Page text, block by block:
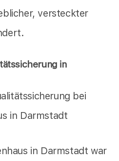
versteckter
in
in Darmstadt war